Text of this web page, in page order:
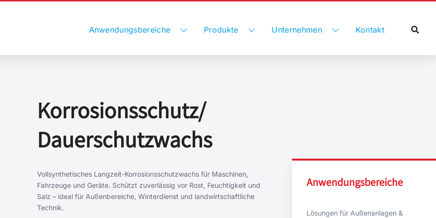
Anwendungsbereiche Produkte Unternehmen Kontakt
Korrosionsschutz/
Dauerschutzwachs
Vollsynthetisches Langzeit-Korrosionsschutzwachs für Maschinen,
Fahrzeuge und Geräte. Schützt zuverlässig vor Rost, Feuchtigkeit und
Salz – ideal für Außenbereiche, Winterdienst und landwirtschaftliche
Technik.
Anwendungsbereiche
Lösungen für Außenanlagen &